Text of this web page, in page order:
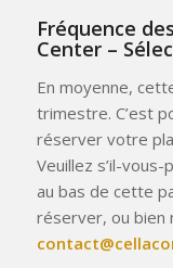
Fréquence
Center –
En moyenne,
trimestre. C’est
réserver votre
Veuillez s’il-
au bas de cette
réserver, ou bien